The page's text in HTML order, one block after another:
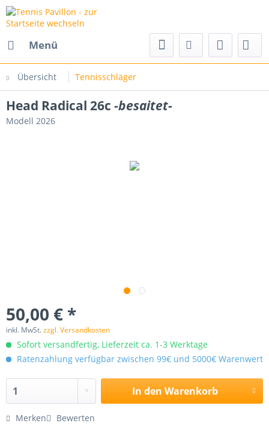
Menü
Übersicht Tennisschläger
Head Radical 26c -besaitet-
Modell 2026
50,00 € *
inkl. MwSt.zzgl. Versandkosten
Sofort versandfertig, Lieferzeit ca. 1-3 Werktage
Ratenzahlung verfügbar zwischen 99€ und 5000€ Warenwert
In den Warenkorb
Merken Bewerten